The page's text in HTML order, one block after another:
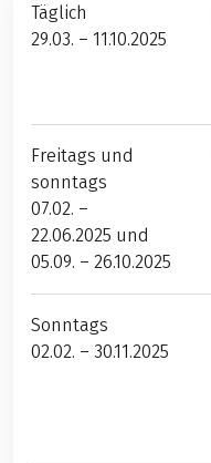
Täglich
29.03. – 11.10.2025
Freitags und
sonntags
07.02. –
22.06.2025 und
05.09. – 26.10.2025
Sonntags
02.02. – 30.11.2025